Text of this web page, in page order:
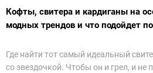
Кофты, свитера и кардиганы на
модных трендов и что подойдет
Где найти тот самый идеальный
со звездочкой. Чтобы он и грел, и